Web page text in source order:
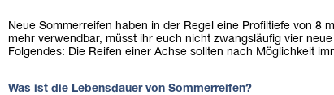
Neue Sommerreifen haben in der Regel eine Profiltiefe von 8
mehr verwendbar, müsst ihr euch nicht zwangsläufig vier
Folgendes: Die Reifen einer Achse sollten nach Möglichkeit
Was ist die Lebensdauer von Sommerreifen?